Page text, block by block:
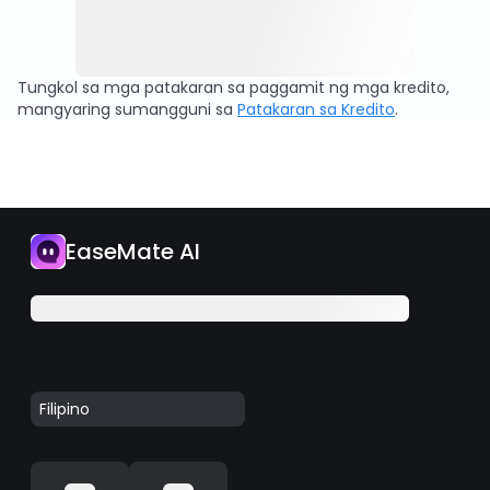
Tungkol sa mga patakaran sa paggamit ng mga kredito,
mangyaring sumangguni sa Patakaran sa Kredito.
EaseMate AI
Filipino